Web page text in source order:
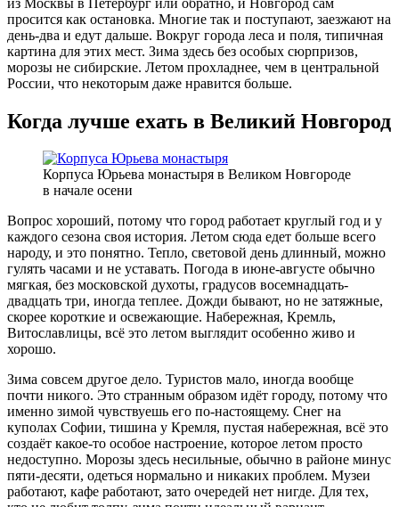
просится как остановка. Многие так и поступают, заезжают на
день-два и едут дальше. Вокруг города леса и поля, типичная
картина для этих мест. Зима здесь без особых сюрпризов,
морозы не сибирские. Летом прохладнее, чем в центральной
России, что некоторым даже нравится больше.
Когда лучше ехать в Великий Новгород
Корпуса Юрьева монастыря в Великом Новгороде
в начале осени
Вопрос хороший, потому что город работает круглый год и у
каждого сезона своя история. Летом сюда едет больше всего
народу, и это понятно. Тепло, световой день длинный, можно
гулять часами и не уставать. Погода в июне-августе обычно
мягкая, без московской духоты, градусов восемнадцать-
двадцать три, иногда теплее. Дожди бывают, но не затяжные,
скорее короткие и освежающие. Набережная, Кремль,
Витославлицы, всё это летом выглядит особенно живо и
хорошо.
Зима совсем другое дело. Туристов мало, иногда вообще
почти никого. Это странным образом идёт городу, потому что
именно зимой чувствуешь его по-настоящему. Снег на
куполах Софии, тишина у Кремля, пустая набережная, всё это
создаёт какое-то особое настроение, которое летом просто
недоступно. Морозы здесь несильные, обычно в районе минус
пяти-десяти, одеться нормально и никаких проблем. Музеи
работают, кафе работают, зато очередей нет нигде. Для тех,